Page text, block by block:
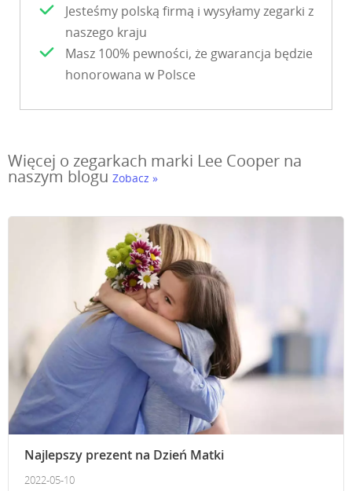
Jesteśmy polską firmą i wysyłamy zegarki z
naszego kraju
Masz 100% pewności, że gwarancja będzie
honorowana w Polsce
Więcej o zegarkach marki Lee Cooper na
naszym blogu Zobacz »
Najlepszy prezent na Dzień Matki
2022-05-10